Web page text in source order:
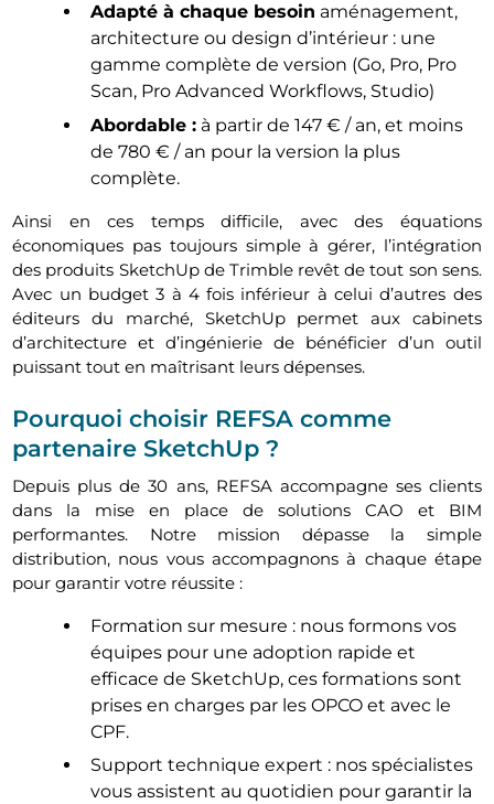
Adapté à chaque besoin aménagement,
architecture ou design d’intérieur : une
gamme complète de version (Go, Pro, Pro
Scan, Pro Advanced Workflows, Studio)
Abordable :à partir de 147 € / an, et moins
de 780 € / an pour la version la plus
complète.
Ainsi en ces temps difficile, avec des équations
économiques pas toujours simple à gérer, l’intégration
des produits SketchUp de Trimble revêt de tout son sens.
Avec un budget 3 à 4 fois inférieur à celui d’autres des
éditeurs du marché, SketchUp permet aux cabinets
d’architecture et d’ingénierie de bénéficier d’un outil
puissant tout en maîtrisant leurs dépenses.
Pourquoi choisir REFSA comme
partenaire SketchUp ?
Depuis plus de 30 ans, REFSA accompagne ses clients
dans la mise en place de solutions CAO et BIM
performantes. Notre mission dépasse la simple
distribution, nous vous accompagnons à chaque étape
pour garantir votre réussite :
Formation sur mesure : nous formons vos
équipes pour une adoption rapide et
efficace de SketchUp, ces formations sont
prises en charges par les OPCO et avec le
CPF.
Support technique expert : nos spécialistes
vous assistent au quotidien pour garantir la